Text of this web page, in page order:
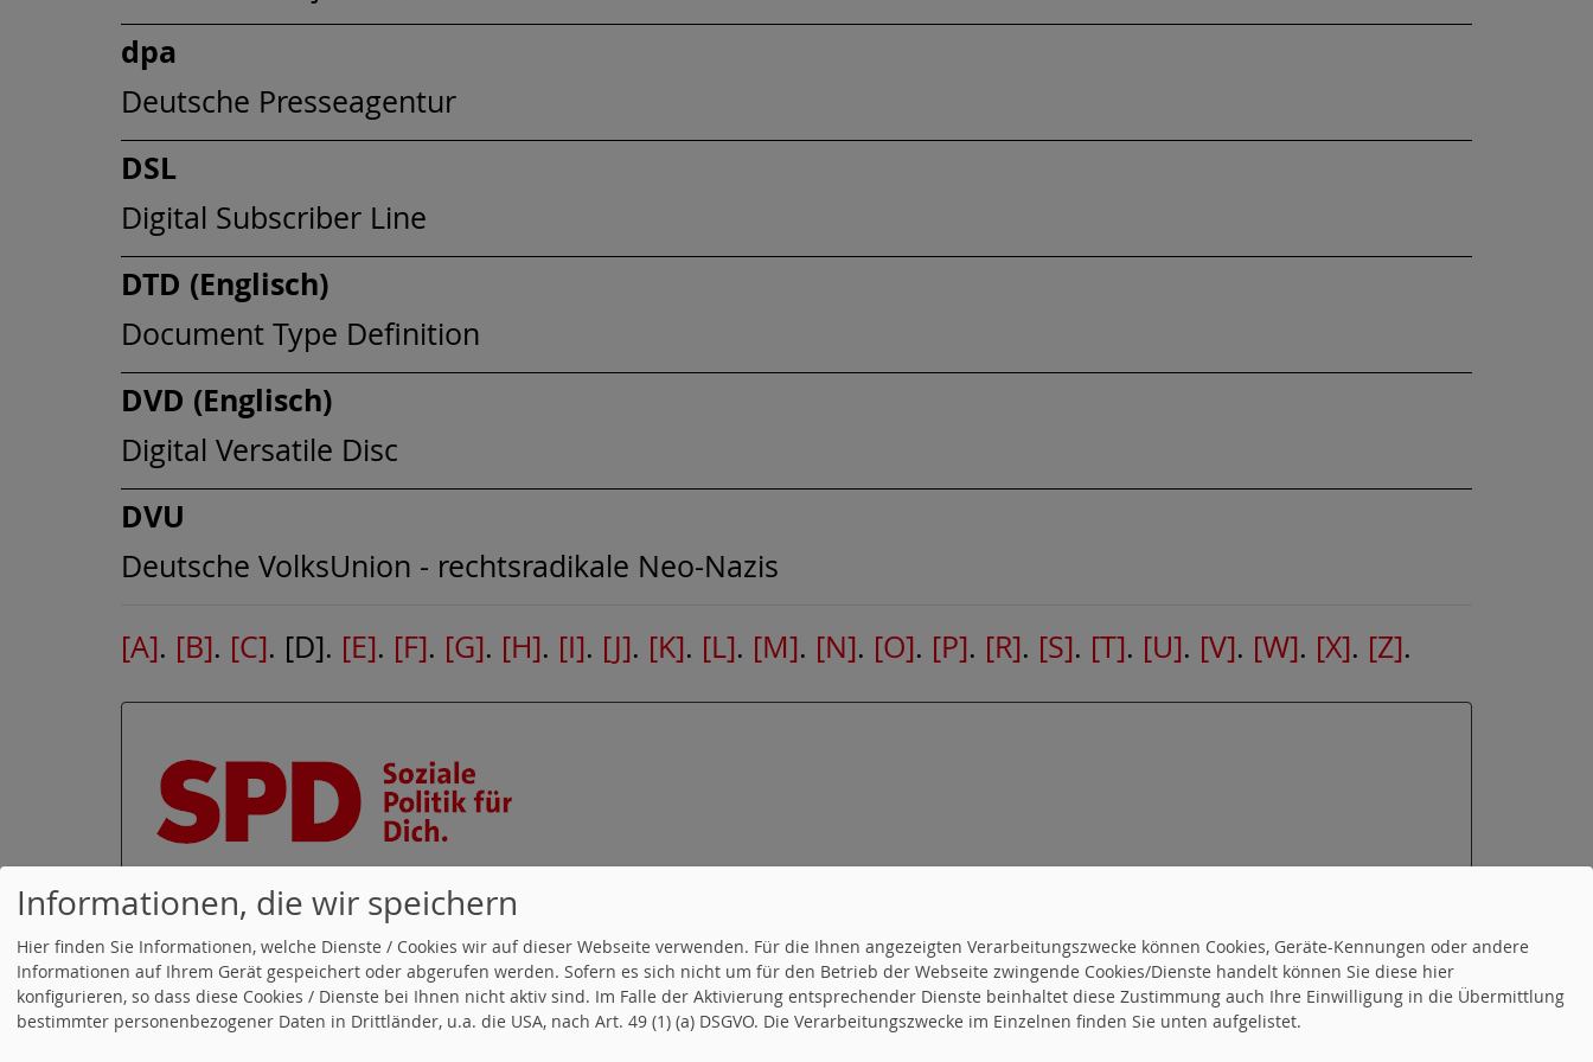
dpa
Deutsche Presseagentur
DSL
Digital Subscriber Line
DTD (Englisch)
Document Type Definition
DVD (Englisch)
Digital Versatile Disc
DVU
Deutsche VolksUnion - rechtsradikale Neo-Nazis
[A]. [B]. [C]. [D]. [E]. [F]. [G]. [H]. [I]. [J]. [K]. [L]. [M]. [N]. [O]. [P]. [R]. [S]. [T]. [U]. [V]. [W]. [X]. [Z].
Informationen, die wir speichern
Hier finden Sie Informationen, welche Dienste / Cookies wir auf dieser Webseite verwenden. Für die Ihnen angezeigten Verarbeitungszwecke können Cookies, Geräte-Kennungen oder andere
Informationen auf Ihrem Gerät gespeichert oder abgerufen werden. Sofern es sich nicht um für den Betrieb der Webseite zwingende Cookies/Dienste handelt können Sie diese hier
konfigurieren, so dass diese Cookies / Dienste bei Ihnen nicht aktiv sind. Im Falle der Aktivierung entsprechender Dienste beinhaltet diese Zustimmung auch Ihre Einwilligung in die Übermittlung
bestimmter personenbezogener Daten in Drittländer, u.a. die USA, nach Art. 49 (1) (a) DSGVO. Die Verarbeitungszwecke im Einzelnen finden Sie unten aufgelistet.